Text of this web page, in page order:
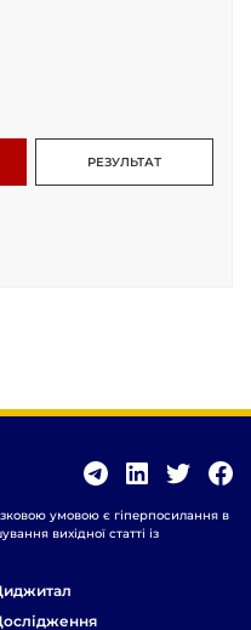
РЕЗУЛЬТАТ
умовою є гіперпосилання в
вихідної статті із